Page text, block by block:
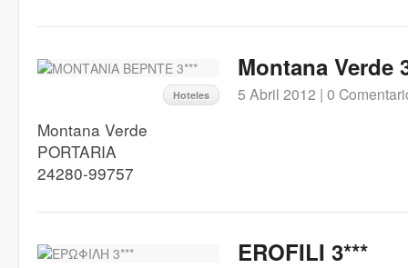
Hoteles
Montana Verde
5 Abril 2012 | 0
Montana Verde
PORTARIA
24280-99757
EROFILI 3***